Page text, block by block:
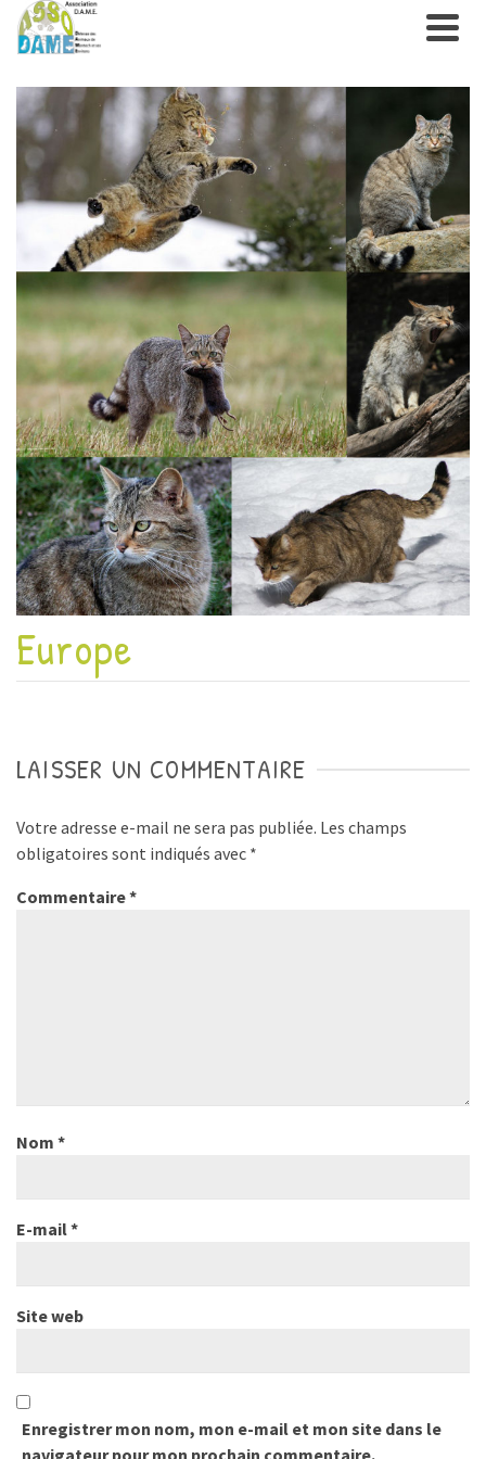
Europe
LAISSER UN COMMENTAIRE
Votre adresse e-mail ne sera pas publiée. Les champs
obligatoires sont indiqués avec *
Commentaire*
Nom *
E-mail*
Site web
Enregistrer mon nom, mon e-mail et mon site dans le
navigateur pour mon prochain commentaire.